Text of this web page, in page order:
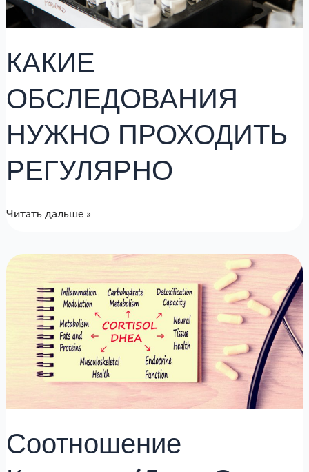
КАКИЕ
ОБСЛЕДОВАНИЯ
НУЖНО ПРОХОДИТЬ
РЕГУЛЯРНО
Читать дальше »
Соотношение
Соотношение
Кортизол/
Показатель
Молодости